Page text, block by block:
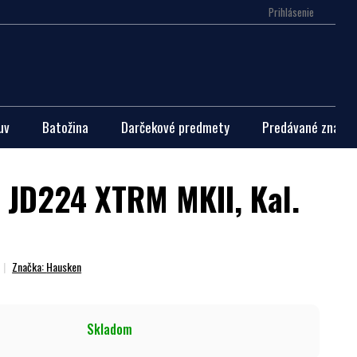
Prihlásenie
Batožina Darčekové predmety Predávané značky
JD224 XTRM MKII, Kal.
Značka:Hausken
Skladom